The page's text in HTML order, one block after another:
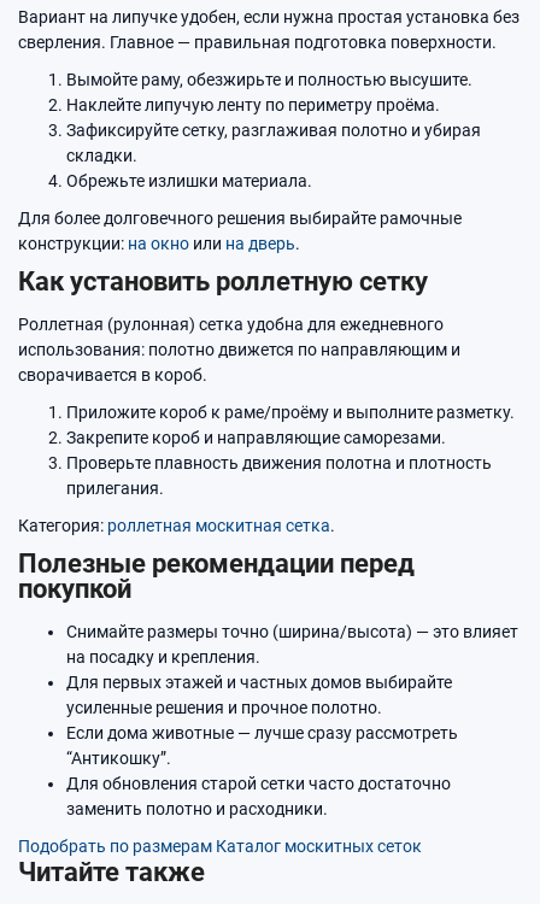
Вариант на липучке удобен, если нужна простая установка без
сверления. Главное — правильная подготовка поверхности.
Вымойте раму, обезжирьте и полностью высушите.
Наклейте липучую ленту по периметру проёма.
Зафиксируйте сетку, разглаживая полотно и убирая
складки.
Обрежьте излишки материала.
Для более долговечного решения выбирайте рамочные
конструкции: на окно или на дверь.
Как установить роллетную сетку
Роллетная (рулонная) сетка удобна для ежедневного
использования: полотно движется по направляющим и
сворачивается в короб.
Приложите короб к раме/проёму и выполните разметку.
Закрепите короб и направляющие саморезами.
Проверьте плавность движения полотна и плотность
прилегания.
Категория: роллетная москитная сетка.
Полезные рекомендации перед
покупкой
Снимайте размеры точно (ширина/высота) — это влияет
на посадку и крепления.
Для первых этажей и частных домов выбирайте
усиленные решения и прочное полотно.
Если дома животные — лучше сразу рассмотреть
“Антикошку”.
Для обновления старой сетки часто достаточно
заменить полотно и расходники.
Подобрать по размерам Каталог москитных сеток
Читайте также